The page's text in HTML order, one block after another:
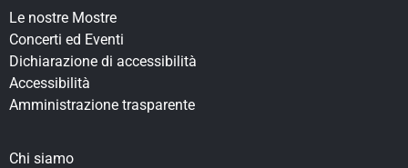
Le nostre Mostre
Concerti ed Eventi
Dichiarazione di accessibilità
Accessibilità
Amministrazione trasparente
Chi siamo